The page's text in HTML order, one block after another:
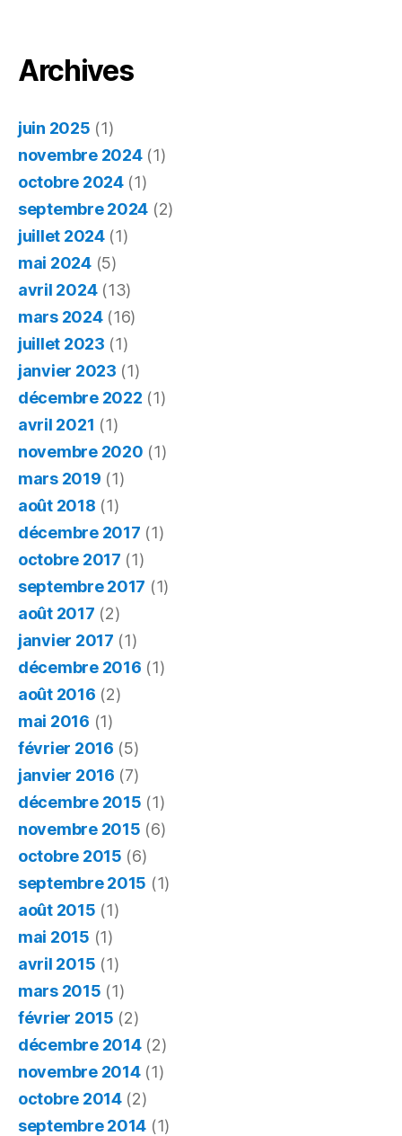
Archives
juin 2025 (1)
novembre 2024(1)
octobre 2024(1)
septembre 2024 (2)
juillet 2024(1)
mai 2024(5)
avril 2024(13)
mars 2024(16)
juillet 2023 (1)
janvier 2023 (1)
décembre 2022 (1)
avril 2021 (1)
novembre 2020 (1)
mars 2019 (1)
août 2018 (1)
décembre 2017 (1)
octobre 2017 (1)
septembre 2017 (1)
août 2017 (2)
janvier 2017 (1)
décembre 2016 (1)
août 2016 (2)
mai 2016 (1)
février 2016 (5)
janvier 2016 (7)
décembre 2015 (1)
novembre 2015 (6)
octobre 2015 (6)
septembre 2015 (1)
août 2015 (1)
mai 2015 (1)
avril 2015 (1)
mars 2015 (1)
février 2015 (2)
décembre 2014(2)
novembre 2014(1)
octobre 2014(2)
septembre 2014 (1)